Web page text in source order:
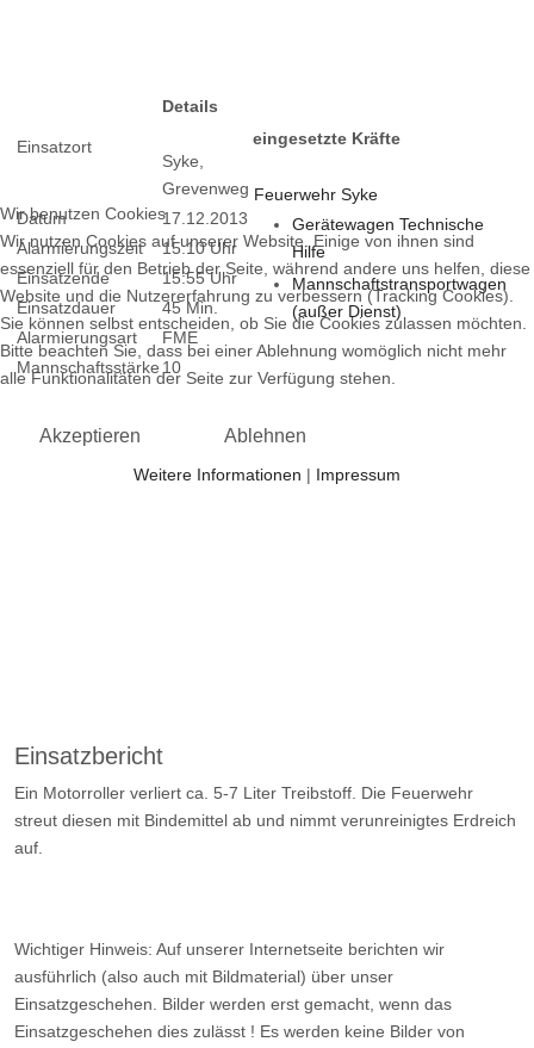
Einsatzort
Details
Syke,
Grevenweg
Datum
17.12.2013
Alarmierungszeit
15:10 Uhr
Einsatzende
15:55 Uhr
Einsatzdauer
45 Min.
Alarmierungsart
FME
Mannschaftsstärke 10
eingesetzte Kräfte
Feuerwehr Syke
Gerätewagen Technische
Hilfe
Mannschaftstransportwagen
(außer Dienst)
Einsatzbericht
Ein Motorroller verliert ca. 5-7 Liter Treibstoff. Die Feuerwehr
streut diesen mit Bindemittel ab und nimmt verunreinigtes Erdreich
auf.
Wichtiger Hinweis: Auf unserer Internetseite berichten wir
ausführlich (also auch mit Bildmaterial) über unser
Einsatzgeschehen. Bilder werden erst gemacht, wenn das
Einsatzgeschehen dies zulässt ! Es werden keine Bilder von
Wir benutzen Cookies
Wir nutzen Cookies auf unserer Website. Einige von ihnen sind
essenziell für den Betrieb der Seite, während andere uns helfen, diese
Website und die Nutzererfahrung zu verbessern (Tracking Cookies).
Sie können selbst entscheiden, ob Sie die Cookies zulassen möchten.
Bitte beachten Sie, dass bei einer Ablehnung womöglich nicht mehr
alle Funktionalitäten der Seite zur Verfügung stehen.
Akzeptieren Ablehnen
Weitere Informationen | Impressum